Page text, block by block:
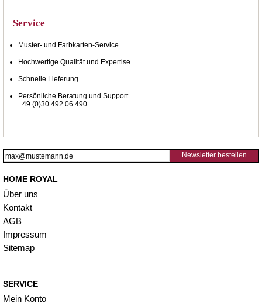
Service
Muster- und Farbkarten-Service
Hochwertige Qualität und Expertise
Schnelle Lieferung
Persönliche Beratung und Support
+49 (0)30 492 06 490
Newsletter bestellen
HOME ROYAL
Über uns
Kontakt
AGB
Impressum
Sitemap
SERVICE
Mein Konto